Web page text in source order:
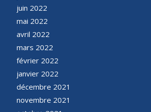
juin 2022
mai 2022
avril 2022
mars 2022
février 2022
janvier 2022
décembre 2021
novembre 2021